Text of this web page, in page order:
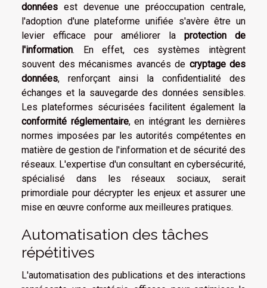
données est devenue une préoccupation centrale,
l'adoption d'une plateforme unifiée s'avère être un
levier efficace pour améliorer la protection de
l'information. En effet, ces systèmes intègrent
souvent des mécanismes avancés de cryptage des
données, renforçant ainsi la confidentialité des
échanges et la sauvegarde des données sensibles.
Les plateformes sécurisées facilitent également la
conformité réglementaire, en intégrant les dernières
normes imposées par les autorités compétentes en
matière de gestion de l'information et de sécurité des
réseaux. L'expertise d'un consultant en cybersécurité,
spécialisé dans les réseaux sociaux, serait
primordiale pour décrypter les enjeux et assurer une
mise en œuvre conforme aux meilleures pratiques.
Automatisation des tâches
répétitives
L'automatisation des publications et des interactions